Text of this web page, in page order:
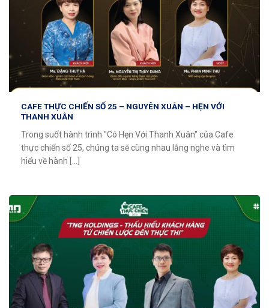
CAFE THỰC CHIẾN SỐ 25 – NGUYÊN XUÂN – HẸN VỚI
THANH XUÂN
Trong suốt hành trình "Có Hẹn Với Thanh Xuân" của Cafe
thực chiến số 25, chúng ta sẽ cùng nhau lắng nghe và tìm
hiểu về hành [...]